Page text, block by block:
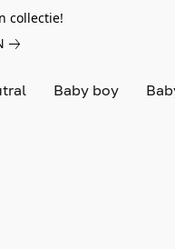
collectie!
Baby boy